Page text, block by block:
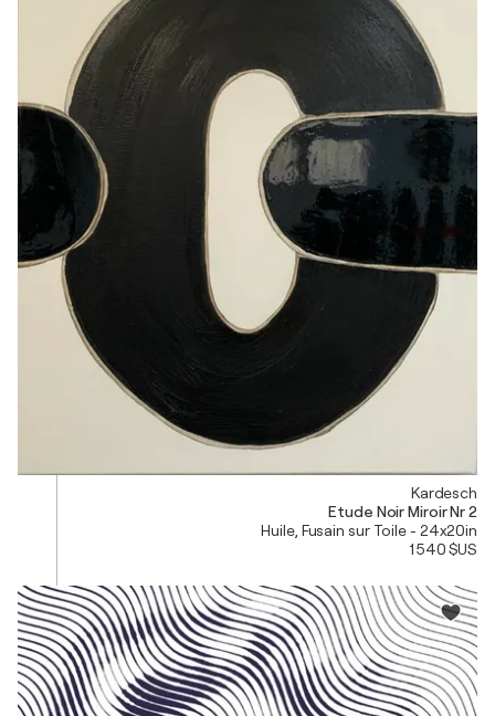
Kardesch
Etude Noir Miroir Nr 2
Huile, Fusain sur Toile - 24x20in
1 540 $US